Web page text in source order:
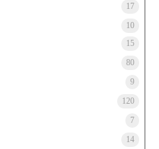
17
10
15
80
9
120
7
14